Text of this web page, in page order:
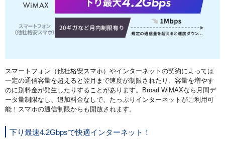
スマートフォン（他社格安スマホ）やインターネットの契約によっては
一定の通信容量を超えると翌月まで速度が制限されたり、容量を増やす
のに別料金が発生したりすることがあります。
Broad WiMAXなら月間デ
ータ量制限なし、追加料金なしで、 たっぷりインターネットがご利用可
能！スマホの通信制限からも開放されます。
下り最速4.2Gbpsで快適インターネット！